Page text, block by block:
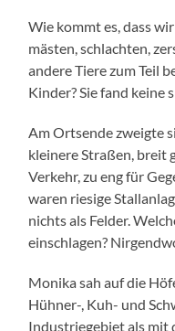
Wie kommt es, dass
mästen, schlachten,
andere Tiere zum Teil
Kinder? Sie fand
Am Ortsende zweigte
kleinere Straßen, breit
Verkehr, zu eng für
waren riesige
nichts als Felder.
einschlagen?
Monika sah auf die
Hühner-, Kuh- und
Industriegebiet als mit